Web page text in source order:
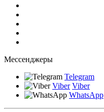
Мессенджеры
Telegram
Viber Viber
WhatsApp